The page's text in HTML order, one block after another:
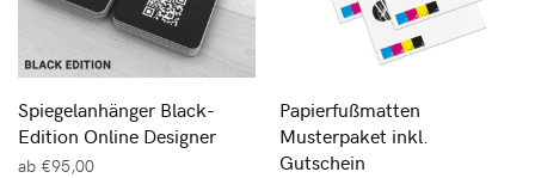
Spiegelanhänger Black-
Edition Online Designer
ab €95,00
Papierfußmatten
Musterpaket inkl.
Gutschein